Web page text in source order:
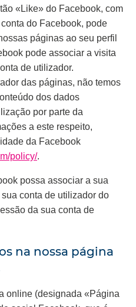
«Like» do Facebook, com
do Facebook, pode
páginas ao seu perfil
pode associar a visita
de utilizador.
das páginas, não temos
dos dados
por parte da
a este respeito,
da Facebook
policy/.
possa associar a sua
conta de utilizador do
da sua conta de
na nossa página
online (designada «Página